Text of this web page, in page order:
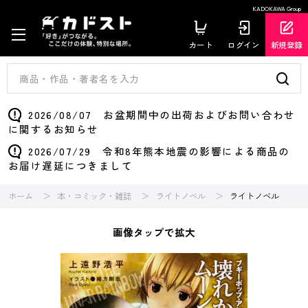
KADOKAWA Group
カート ログイン 新規登録
2026/08/07 お盆期間中の出荷およびお問い合わせ
に関するお知らせ
2026/07/29 令和8年熊本地震の影響による商品の
お届け遅延につきまして
ホーム 本・コミック・雑誌 ライトノベル ライトノベル
画像タップで拡大